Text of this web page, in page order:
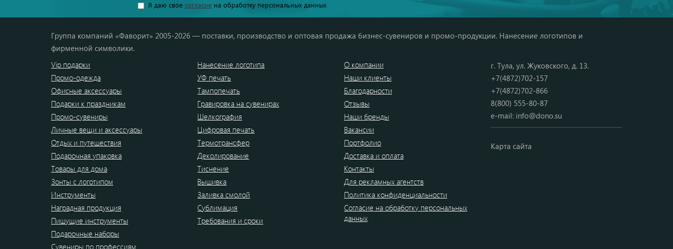
Я даю свое согласиена обработку персональных данных
Группа компаний «Фаворит» 2005-2026 — поставки, производство и оптовая продажа бизнес-сувениров и промо-продукции. Нанесение логотипов и
фирменной символики.
Vip подарки
Промо-одежда
Офисные аксессуары
Подарки к праздникам
Промо-сувениры
Личные вещи и аксессуары
Отдых и путешествия
Подарочная упаковка
Товары для дома
Зонты с логотипом
Инструменты
Наградная продукция
Пишущие инструменты
Подарочные наборы
Сувениры по профессиям
Нанесение логотипа
УФ печать
Тампопечать
Гравировка на сувенирах
Шелкография
Цифровая печать
Термотрансфер
Деколирование
Тиснение
Вышивка
Заливка смолой
Сублимация
Требования и сроки
О компании
Наши клиенты
Благодарности
Отзывы
Наши бренды
Вакансии
Портфолио
Доставка и оплата
Контакты
Для рекламных агентств
Политика конфиденциальности
Согласие на обработку персональных
данных
г. Тула, ул. Жуковского, д. 13.
+7(4872)702-157
+7(4872)702-866
8(800) 555-80-87
e-mail: info@dono.su
Карта сайта